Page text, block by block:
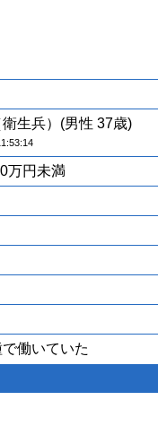
生兵）(男性 37歳)
万円未満
働いていた